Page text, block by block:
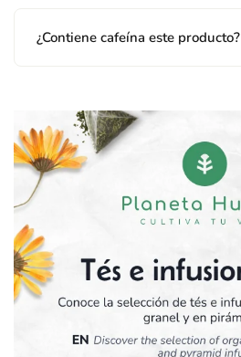
¿Contiene cafeína este producto?